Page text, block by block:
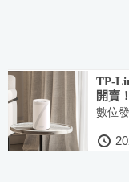
TP-
開賣
數位